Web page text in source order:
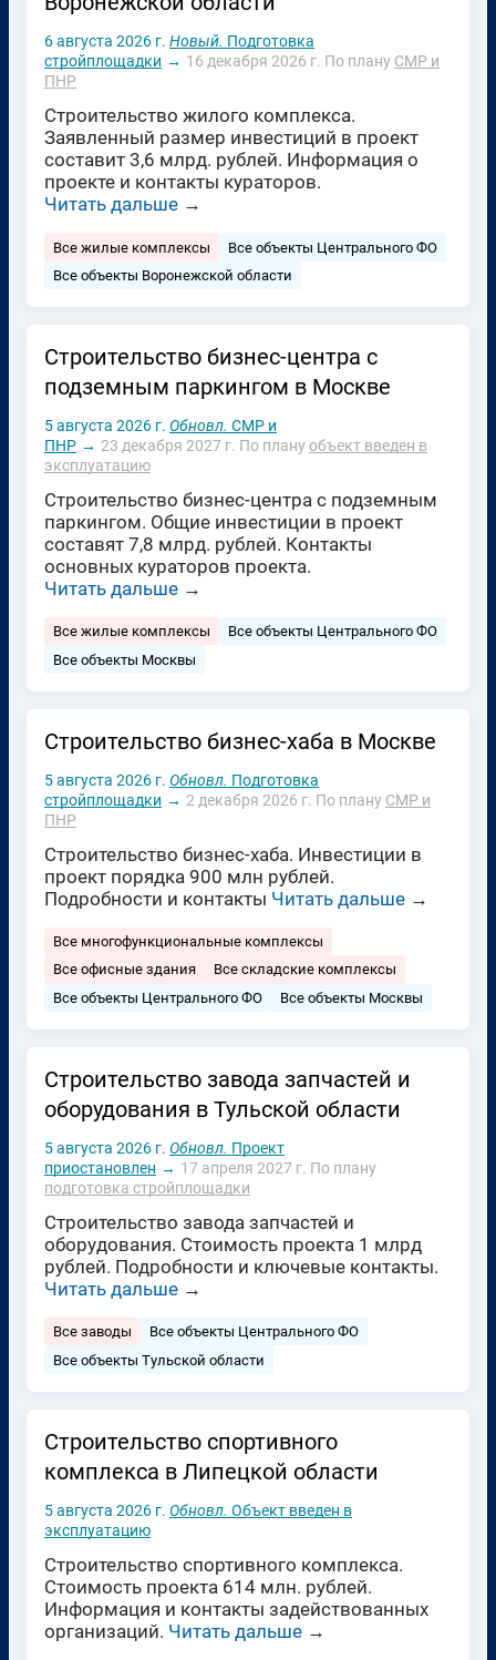
6 августа 2026 г. Новый. Подготовка
стройплощадки → 16 декабря 2026 г. По плану СМР и
ПНР
Строительство жилого комплекса.
Заявленный размер инвестиций в проект
составит 3,6 млрд. рублей. Информация о
проекте и контакты кураторов.
Читать дальше →
Все жилые комплексы
Все объекты Центрального ФО
Все объекты Воронежской области
Строительство бизнес-центра с
подземным паркингом в Москве
5 августа 2026 г. Обновл. СМР и
ПНР → 23 декабря 2027 г. По плануобъект введен в
эксплуатацию
Строительство бизнес-центра с подземным
паркингом. Общие инвестиции в проект
составят 7,8 млрд. рублей. Контакты
основных кураторов проекта.
Читать дальше →
Все жилые комплексы
Все объекты Центрального ФО
Все объекты Москвы
Строительство бизнес-хаба в Москве
5 августа 2026 г. Обновл. Подготовка
стройплощадки → 2 декабря 2026 г. По плану СМР и
ПНР
Строительство бизнес-хаба. Инвестиции в
проект порядка 900 млн рублей.
Подробности и контакты Читать дальше →
Все многофункциональные комплексы
Все офисные здания
Все складские комплексы
Все объекты Центрального ФО
Все объекты Москвы
Строительство завода запчастей и
оборудования в Тульской области
5 августа 2026 г. Обновл. Проект
приостановлен → 17 апреля 2027 г. По плану
подготовка стройплощадки
Строительство завода запчастей и
оборудования. Стоимость проекта 1 млрд
рублей. Подробности и ключевые контакты.
Читать дальше →
Все заводы
Все объекты Центрального ФО
Все объекты Тульской области
Строительство спортивного
комплекса в Липецкой области
5 августа 2026 г. Обновл. Объект введен в
эксплуатацию
Строительство спортивного комплекса.
Стоимость проекта 614 млн. рублей.
Информация и контакты задействованных
организаций. Читать дальше →